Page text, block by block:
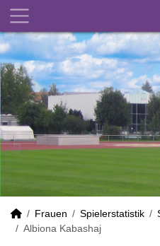
Frauen Spielerstatistik
Albiona Kabashaj